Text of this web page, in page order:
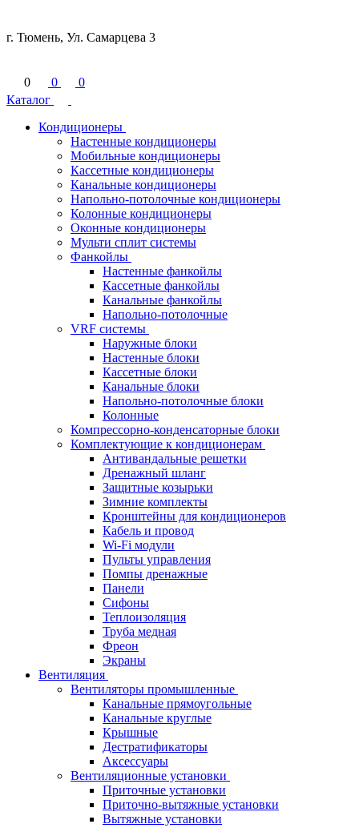
г. Тюмень, Ул. Самарцева 3
0 0
0
Каталог
Кондиционеры
Настенные кондиционеры
Мобильные кондиционеры
Кассетные кондиционеры
Канальные кондиционеры
Напольно-потолочные кондиционеры
Колонные кондиционеры
Оконные кондиционеры
Мульти сплит системы
Фанкойлы
Настенные фанкойлы
Кассетные фанкойлы
Канальные фанкойлы
Напольно-потолочные
VRF системы
Наружные блоки
Настенные блоки
Кассетные блоки
Канальные блоки
Напольно-потолочные блоки
Колонные
Компрессорно-конденсаторные блоки
Комплектующие к кондиционерам
Антивандальные решетки
Дренажный шланг
Защитные козырьки
Зимние комплекты
Кронштейны для кондиционеров
Кабель и провод
Wi-Fi модули
Пульты управления
Помпы дренажные
Панели
Сифоны
Теплоизоляция
Труба медная
Фреон
Экраны
Вентиляция
Вентиляторы промышленные
Канальные прямоугольные
Канальные круглые
Крышные
Дестратификаторы
Аксессуары
Вентиляционные установки
Приточные установки
Приточно-вытяжные установки
Вытяжные установки